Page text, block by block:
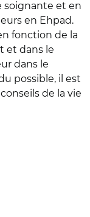
soignante et en
en Ehpad.
fonction de la
et dans le
dans le
possible, il est
de la vie